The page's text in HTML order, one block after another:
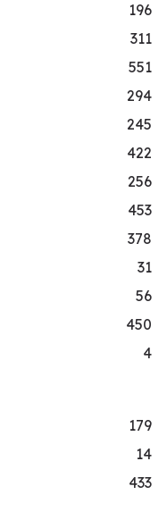
196
311
551
294
245
422
256
453
378
31
56
450
4
179
14
433